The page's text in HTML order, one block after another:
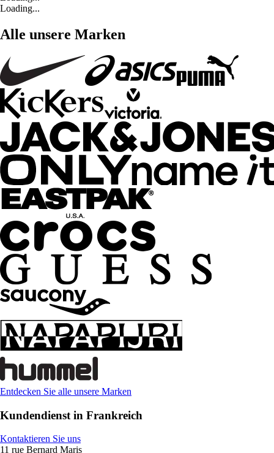
Loading...
Alle unsere Marken
Entdecken Sie alle unsere Marken
Kundendienst in Frankreich
Kontaktieren Sie uns
11 rue Bernard Maris